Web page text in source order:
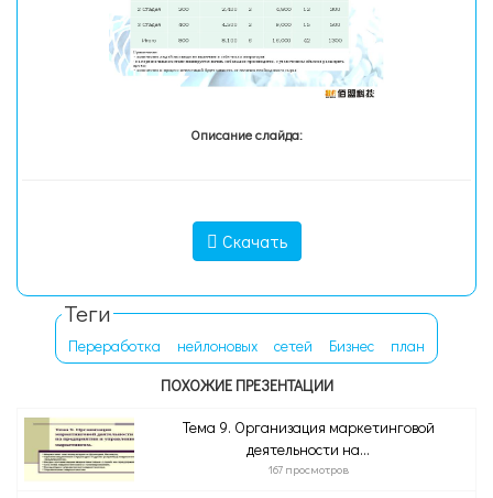
Описание слайда:
Скачать
Теги
Переработка нейлоновых сетей Бизнес
план
ПОХОЖИЕ ПРЕЗЕНТАЦИИ
Тема 9. Организация маркетинговой
деятельности на...
167 просмотров